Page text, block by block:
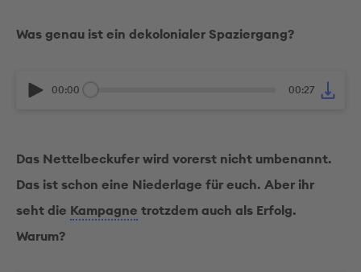
Was genau ist ein dekolonialer Spaziergang?
00:00 00:27
Das Nettelbeckufer wird vorerst nicht umbenannt.
Das ist schon eine Niederlage für euch. Aber ihr
seht die Kampagne trotzdem auch als Erfolg.
Warum?